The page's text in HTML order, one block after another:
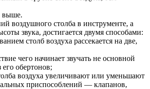
выше.
воздушного столба в инструменте, а
звука, достигается двумя способами:
столб воздуха рассекается на две,
чего начинает звучать не основной
обертонов;
воздуха увеличивают или уменьшают
приспособлений — клапанов,